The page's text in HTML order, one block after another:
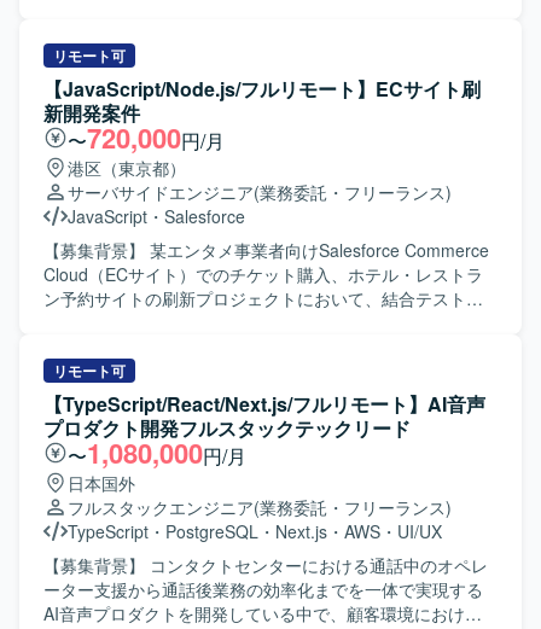
境です。 【ポジションの魅力】 Next.js/ReactとPHPを組み
合わせたWebシステム開発に継続的に関わることで、フロ
ントエンド・バックエンド双方のスキルを高めていただけ
ます。Dockerを用いたコンテナ開発環境での実務経験や、
AI駆動開発に関する知見を深められる点も特徴となりま
す。長期的な参画を通じて、仕様検討から実装・改善まで
一貫して携われる機会があります。 【開発環境】
Next.js/Reactを用いたWebフロントエンド開発環境と、
PHPベースのバックエンド開発環境となります。Gitを利用
したソースコード管理を行い、Dockerによるコンテナ化さ
れた開発環境で作業を進めていただきます。仕様駆動開発
CMS（Contentful）へ統一するプロジェクトに参画いただき
ます。 日本側HQとしてUSチームとの調整、受入対応、各
事業部との調整およびReact/Node.jsを用いた開発・改修を
ご担当いただきます。 既存SiteCoreで利用しているデザイ
ンの移行対応や、プラットフォーム差異により必要となる
リデザイン対応の検討・実装も行っていただきます。 フロ
ントエンドサポートやAPI構築、UAT・評価・受け入れ整
備、Goliveに向けた対応などを段階的に実施していただきま
す。 【求める人物像】 英語で主体的にコミュニケーション
が取れる方を求めております。 海外チームとの協業経験が
あり、仕様調整や課題整理を能動的に進められる方を歓迎
Contentfulなどの最新技術に関わることができます。 USチ
ームとの英語でのコミュニケーションを通じて、グローバ
ル開発プロジェクトの経験を積むことができます。 フロン
トエンドからAPI構築まで幅広い工程に携わることができ、
技術スキルとコミュニケーションスキルの双方を高められ
る環境です。 【開発環境】 ReactおよびNode.jsを中心とし
た開発環境にて、ヘッドレスCMS（Contentful）および既存
SiteCore環境からの移行を行います。 CI/CD環境を活用し
た開発プロセスのもと、グローバルチームと連携しながら
開発を進めてまいります。
リモート可
【JavaScript/Node.js/フルリモート】ECサイト刷
新開発案件
〜720,000円/月
港区（東京都）
サーバサイドエンジニア(業務委託・フリーランス)
JavaScript ・ Salesforce
【募集背景】 某エンタメ事業者向けSalesforce Commerce
Cloud（ECサイト）でのチケット購入、ホテル・レストラ
ン予約サイトの刷新プロジェクトにおいて、結合テストフ
向けに導入しているSalesforce Commerce Cloud（ECサイ
ト）内で、チケット購入、ホテル・レストラン予約サイト
の刷新対応を行っていただきます。現在は結合テストフェ
ーズで発生しているバグ改修が中心となり、設計書を読み
込み仕様を理解いただいた上で、改修箇所の調査・解析か
ら実装、テストまで一連の工程を担当していただきます。
開発はNode.js上でJavaScriptを使用して実施します。 【求
める人物像】 設計書から仕様を素早く理解し、自ら課題を
発見して主体的に動ける方を求めています。フットワーク
軽く、関係者と能動的にコミュニケーションをとりなが
ら、バグ改修や機能改善を着実に進めていただける方が望
リモート可
【TypeScript/React/Next.js/フルリモート】AI音声
プロダクト開発フルスタックテックリード
〜1,080,000円/月
日本国外
フルスタックエンジニア(業務委託・フリーランス)
TypeScript ・ PostgreSQL ・ Next.js ・ AWS ・ UI/UX
【募集背景】 コンタクトセンターにおける通話中のオペレ
ーター支援から通話後業務の効率化までを一体で実現する
AI音声プロダクトを開発している中で、顧客環境における